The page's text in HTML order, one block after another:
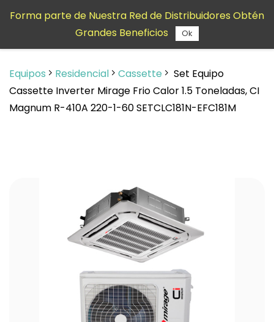
contenido
Equipos Residencial Cassette
Set Equipo
Cassette Inverter Mirage Frio Calor 1.5 Toneladas, CI
Magnum R-410A 220-1-60 SETCLC181N-EFC181M
Forma parte de Nuestra Red de Distribuidores Obtén
Grandes Beneficios
Ok